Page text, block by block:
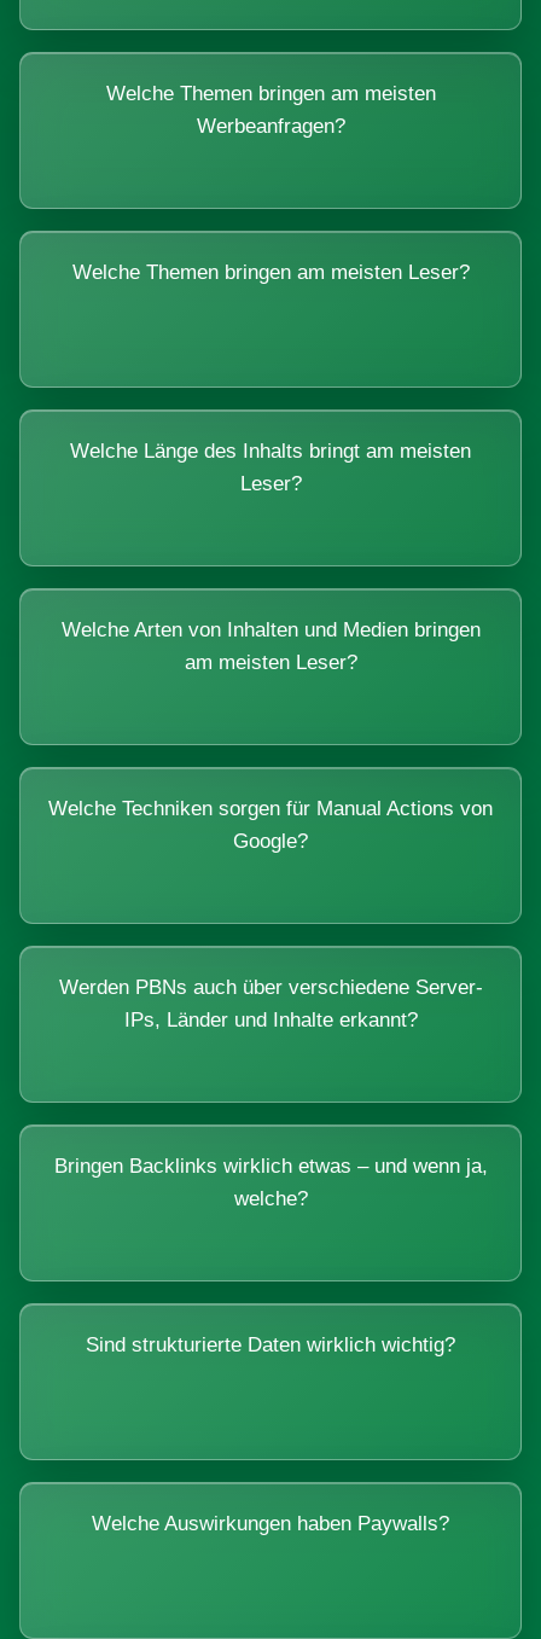
Welche Themen bringen am meisten
Werbeanfragen?
Welche Themen bringen am meisten Leser?
Welche Länge des Inhalts bringt am meisten
Leser?
Welche Arten von Inhalten und Medien bringen
am meisten Leser?
Welche Techniken sorgen für Manual Actions von
Google?
Werden PBNs auch über verschiedene Server-
IPs, Länder und Inhalte erkannt?
Bringen Backlinks wirklich etwas – und wenn ja,
welche?
Sind strukturierte Daten wirklich wichtig?
Welche Auswirkungen haben Paywalls?